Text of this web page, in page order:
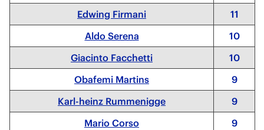
Edwing Firmani
11
Aldo Serena
10
Giacinto Facchetti
10
Obafemi Martins
9
Karl-heinz Rummenigge
9
Mario Corso
9